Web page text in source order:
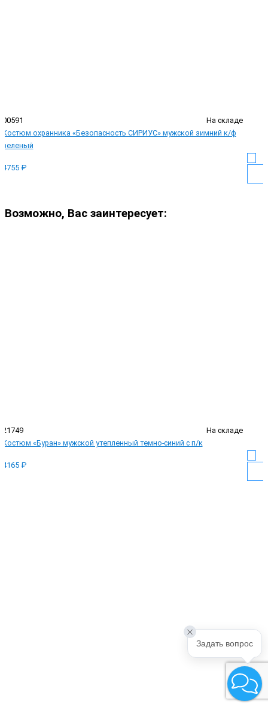
00591
На складе
Костюм охранника «Безопасность СИРИУС» мужской зимний к/ф
зеленый
4755 ₽
Возможно, Вас заинтересует:
21749
На складе
Костюм «Буран» мужской утепленный темно-синий с п/к
4165 ₽
Задать вопрос